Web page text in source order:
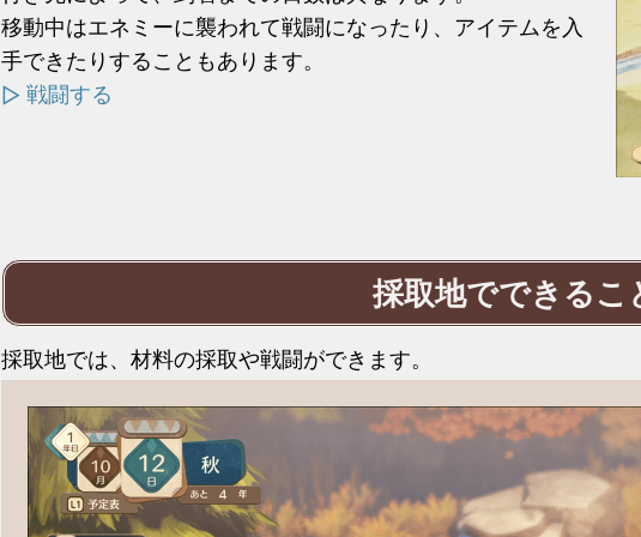
移動中はエネミーに襲われて戦闘になったり、アイテムを入
手できたりすることもあります。
戦闘する
採取地でできるこ
採取地では、材料の採取や戦闘ができます。